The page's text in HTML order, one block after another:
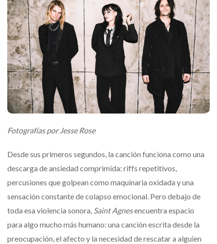
Fotografías por Jesse Rose
Desde sus primeros segundos, la canción funciona como una
descarga de ansiedad comprimida: riffs repetitivos,
percusiones que golpean como maquinaria oxidada y una
sensación constante de colapso emocional. Pero debajo de
toda esa violencia sonora, Saint Agnesencuentra espacio
para algo mucho más humano: una canción escrita desde la
preocupación, el afecto y la necesidad de rescatar a alguien